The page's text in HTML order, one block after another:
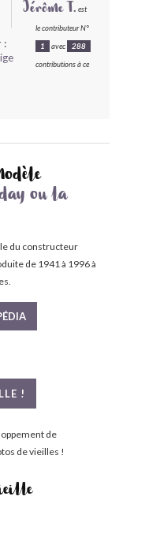
:
Jérôme T. est
le contributeur N°
1 avec 288
contributions à ce
ou la
du constructeur
de 1941 à 1996 à
!
de
de vieilles !